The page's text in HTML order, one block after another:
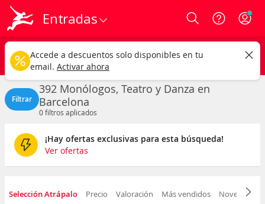
Entradas Login
Barcelona ciudad
Monólogos, Teatro y Danza Cualquier fecha
CAMBIAR
Filtrar
392 Monólogos, Teatro y Danza en
Barcelona
0filtros aplicados
¡Hay ofertas exclusivas para esta búsqueda!
Ver ofertas
Selección Atrápalo Precio Valoración Más vendidos Novedad
Accede a descuentos solo disponibles en tu
email. Activar ahora